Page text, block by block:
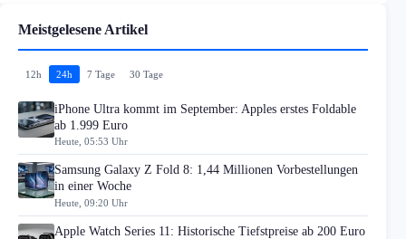
Meistgelesene Artikel
12h 24h 7 Tage 30 Tage
iPhone Ultra kommt im September: Apples erstes Foldable
ab 1.999 Euro
Heute, 05:53 Uhr
Samsung Galaxy Z Fold 8: 1,44 Millionen Vorbestellungen
in einer Woche
Heute, 09:20 Uhr
Apple Watch Series 11: Historische Tiefstpreise ab 200 Euro